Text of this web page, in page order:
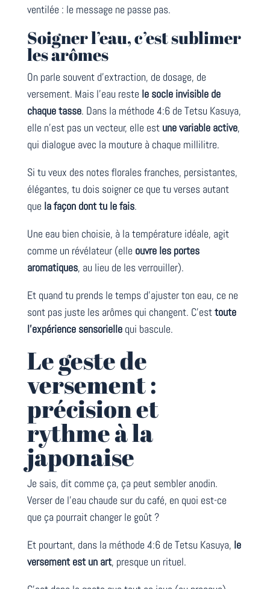
ventilée : le message ne passe pas.
Soigner l’eau, c’est sublimer
les arômes
On parle souvent d’extraction, de dosage, de
versement. Mais l’eau reste le socle invisible de
chaque tasse. Dans la méthode 4:6 de Tetsu Kasuya,
elle n’est pas un vecteur, elle est une variable active,
qui dialogue avec la mouture à chaque millilitre.
Si tu veux des notes florales franches, persistantes,
élégantes, tu dois soigner ce que tu verses autant
que la façon dont tu le fais.
Une eau bien choisie, à la température idéale, agit
comme un révélateur (elle ouvre les portes
aromatiques, au lieu de les verrouiller).
Et quand tu prends le temps d’ajuster ton eau, ce ne
sont pas juste les arômes qui changent. C’esttoute
l’expérience sensoriellequi bascule.
Le geste de
versement :
précision et
rythme à la
japonaise
Je sais, dit comme ça, ça peut sembler anodin.
Verser de l’eau chaude sur du café, en quoi est-ce
que ça pourrait changer le goût ?
Et pourtant, dans la méthode 4:6 de Tetsu Kasuya, le
versement est un art, presque un rituel.